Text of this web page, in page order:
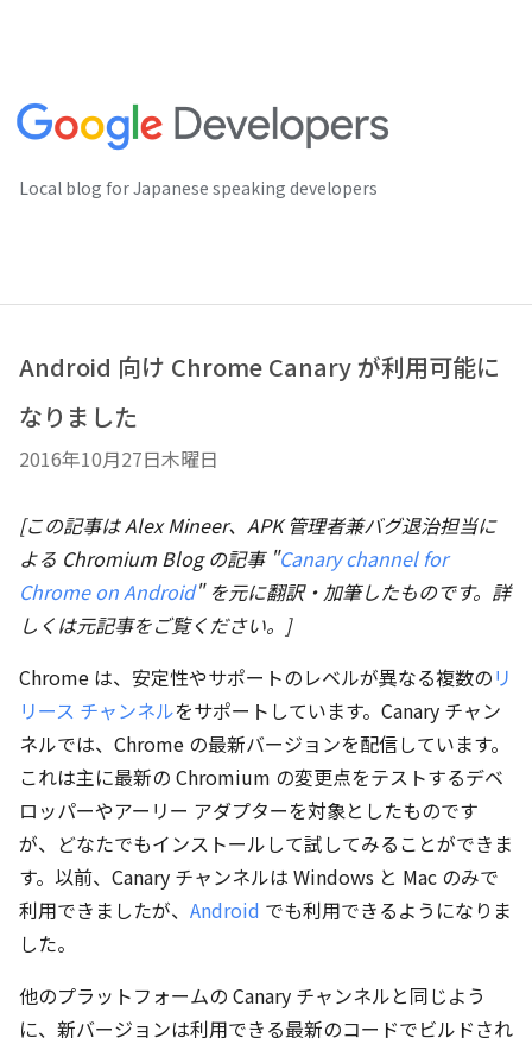
Local blog for Japanese speaking developers
Android 向け Chrome Canary が利用可能に
なりました
2016年10月27日木曜日
[この記事は Alex Mineer、APK 管理者兼バグ退治担当に
よる Chromium Blog の記事 "Canary channel for
Chrome on Android" を元に翻訳・加筆したものです。詳
しくは元記事をご覧ください。]
Chrome は、安定性やサポートのレベルが異なる複数のリ
リース チャンネルをサポートしています。Canary チャン
ネルでは、Chrome の最新バージョンを配信しています。
これは主に最新の Chromium の変更点をテストするデベ
ロッパーやアーリー アダプターを対象としたものです
が、どなたでもインストールして試してみることができま
す。以前、Canary チャンネルは Windows と Mac のみで
利用できましたが、 Android でも利用できるようになりま
した。
他のプラットフォームの Canary チャンネルと同じよう
に、新バージョンは利用できる最新のコードでビルドされ